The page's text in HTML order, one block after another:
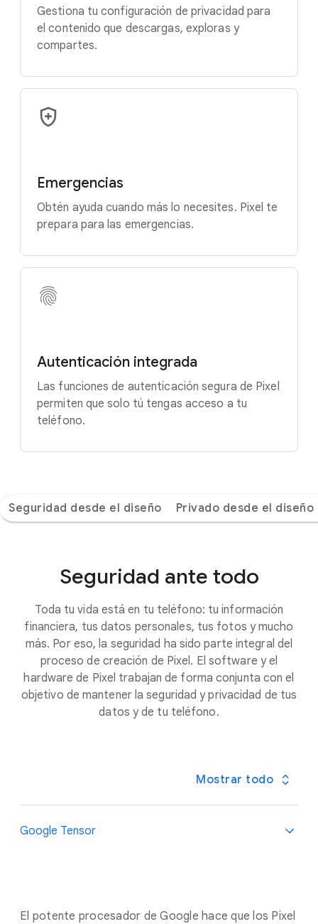
Gestiona tu configuración de privacidad para
el contenido que descargas, exploras y
compartes.
Emergencias
Obtén ayuda cuando más lo necesites. Pixel te
prepara para las emergencias.
Autenticación integrada
Las funciones de autenticación segura de Pixel
permiten que solo tú tengas acceso a tu
teléfono.
Seguridad desde el diseño Privado desde el diseño
Seguridad ante todo
Toda tu vida está en tu teléfono: tu información
financiera, tus datos personales, tus fotos y mucho
más. Por eso, la seguridad ha sido parte integral del
proceso de creación de Pixel. El software y el
hardware de Pixel trabajan de forma conjunta con el
objetivo de mantener la seguridad y privacidad de tus
datos y de tu teléfono.
Mostrar todo
Google Tensor
El potente procesador de Google hace que los Pixel